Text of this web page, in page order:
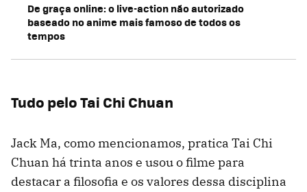
De graça online: o live-action não autorizado
baseado no anime mais famoso de todos os
tempos
Tudo pelo Tai Chi Chuan
Jack Ma, como mencionamos, pratica Tai Chi
Chuan há trinta anos e usou o filme para
destacar a filosofia e os valores dessa disciplina